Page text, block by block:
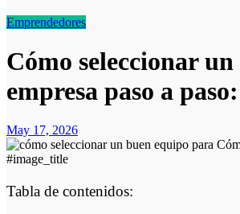
Emprendedores
Cómo seleccionar
empresa paso a
May 17, 2026
#image_title
Tabla de contenidos: